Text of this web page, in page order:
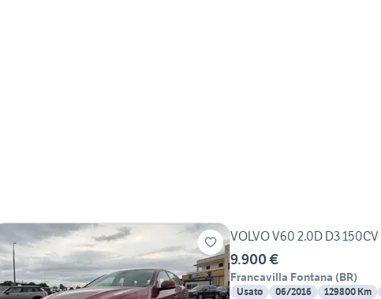
VOLVO V60 2.0D D3
9.900 €
Francavilla Fontana (BR)
Usato 06/2016 129800 Km